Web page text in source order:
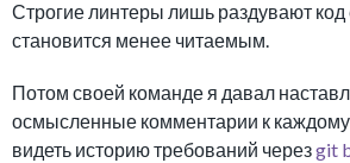
Строгие линтеры лишь раздувают
становится менее читаемым.
Потом своей команде я давал
осмысленные комментарии к
видеть историю требований черезgit